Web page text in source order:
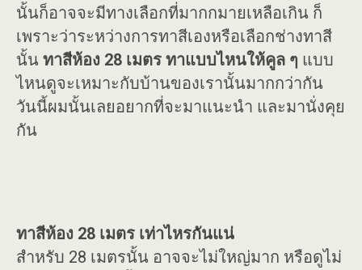
นั้นก็อาจจะมีทางเลือกที่มากกมายเหลือเกิน ก็
เพราะว่าระหว่างการทาสีเองหรือเลือกช่างทาสี
นั้น ทาสีห้อง 28 เมตร ทาแบบไหนให้คูล ๆ แบบ
ไหนดูจะเหมาะกับบ้านของเรานั้นมากกว่ากัน
วันนี้ผมนั้นเลยอยากที่จะมาแนะนำ และมานั่งคุย
กัน
ทาสีห้อง 28 เมตร เท่าไหรกันแน่
สำหรับ 28 เมตรนั้น อาจจะไม่ใหญ่มาก หรือดูไม่